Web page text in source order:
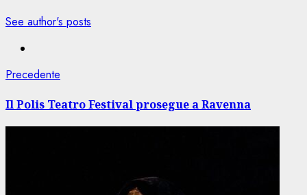
See author's posts
Navigazione
articolo
Precedente
Il Polis Teatro Festival prosegue a Ravenna